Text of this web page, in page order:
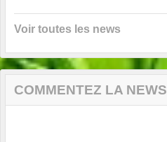
Voir toutes les news
COMMENTEZ LA NEWS